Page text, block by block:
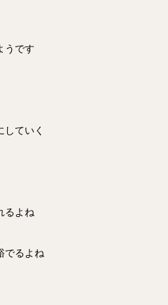
うです
ていく
るよね
でるよね